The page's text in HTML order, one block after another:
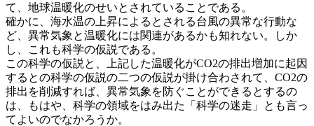
て、地球温暖化のせいとされていることである。
確かに、海水温の上昇によるとされる台風の異常な行動な
ど、異常気象と温暖化には関連があるかも知れない。しか
し、これも科学の仮説である。
この科学の仮説と、上記した温暖化がCO2の排出増加に起因
するとの科学の仮説の二つの仮説が掛け合わされて、CO2の
排出を削減すれば、異常気象を防ぐことができるとするの
は、もはや、科学の領域をはみ出た「科学の迷走」とも言っ
てよいのでなかろうか。